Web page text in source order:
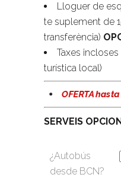
Lloguer de
te suplement de
transferència)
Taxes
turística local)
OFERTA
SERVEIS
¿Autobús
desde BCN?